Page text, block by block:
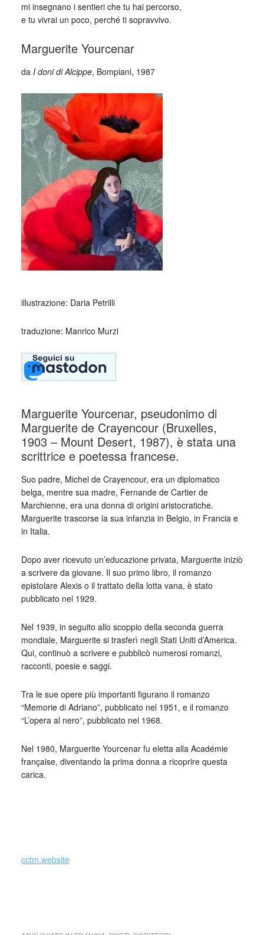
mi insegnano i sentieri che tu hai percorso,
e tu vivrai un poco, perché ti sopravvivo.
Marguerite Yourcenar
da I doni di Alcippe, Bompiani, 1987
illustrazione: Daria Petrilli
traduzione: Manrico Murzi
Marguerite Yourcenar, pseudonimo di
Marguerite de Crayencour (Bruxelles,
1903 – Mount Desert, 1987), è stata una
scrittrice e poetessa francese.
Suo padre, Michel de Crayencour, era un diplomatico
belga, mentre sua madre, Fernande de Cartier de
Marchienne, era una donna di origini aristocratiche.
Marguerite trascorse la sua infanzia in Belgio, in Francia e
in Italia.
Dopo aver ricevuto un’educazione privata, Marguerite iniziò
a scrivere da giovane. Il suo primo libro, il romanzo
epistolare Alexis o il trattato della lotta vana, è stato
pubblicato nel 1929.
Nel 1939, in seguito allo scoppio della seconda guerra
mondiale, Marguerite si trasferì negli Stati Uniti d’America.
Qui, continuò a scrivere e pubblicò numerosi romanzi,
racconti, poesie e saggi.
Tra le sue opere più importanti figurano il romanzo
“Memorie di Adriano”, pubblicato nel 1951, e il romanzo
“L’opera al nero”, pubblicato nel 1968.
Nel 1980, Marguerite Yourcenar fu eletta alla Académie
française, diventando la prima donna a ricoprire questa
carica.
cctm.website